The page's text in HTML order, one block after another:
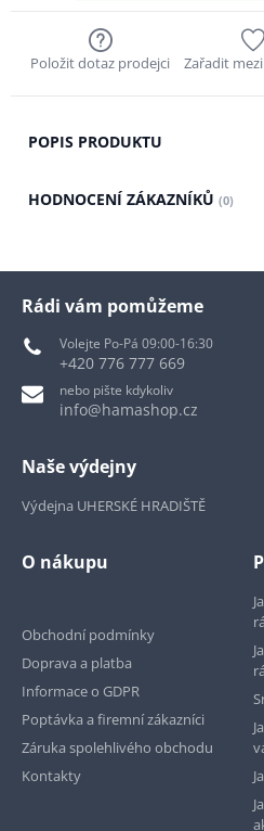
Položit dotaz prodejci Zařadit
POPIS PRODUKTU
HODNOCENÍ ZÁKAZNÍKŮ (0)
Rádi vám pomůžeme
Volejte Po-Pá 09:00-16:30
+420 776 777 669
nebo pište kdykoliv
info@hamashop.cz
Naše výdejny
Výdejna UHERSKÉ HRADIŠTĚ
O nákupu
Obchodní podmínky
Doprava a platba
Informace o GDPR
Poptávka a firemní zákazníci
Záruka spolehlivého obchodu
Kontakty